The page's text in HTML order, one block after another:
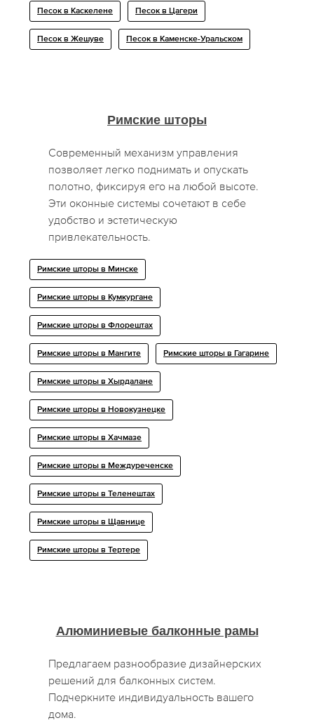
Песок в Каскелене Песок в Цагери
Песок в Жешуве Песок в Каменске-Уральском
Римские шторы
Современный механизм управления
позволяет легко поднимать и опускать
полотно, фиксируя его на любой высоте.
Эти оконные системы сочетают в себе
удобство и эстетическую
привлекательность.
Римские шторы в Минске
Римские шторы в Кумкургане
Римские шторы в Флорештах
Римские шторы в Мангите Римские шторы в Гагарине
Римские шторы в Хырдалане
Римские шторы в Новокузнецке
Римские шторы в Хачмазе
Римские шторы в Междуреченске
Римские шторы в Теленештах
Римские шторы в Щавнице
Римские шторы в Тертере
Алюминиевые балконные рамы
Предлагаем разнообразие дизайнерских
решений для балконных систем.
Подчеркните индивидуальность вашего
дома.